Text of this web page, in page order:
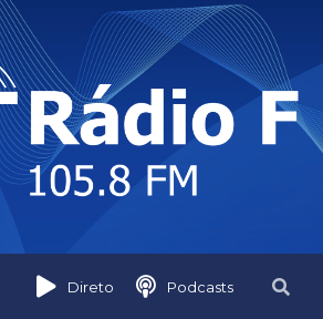
Direto Podcasts